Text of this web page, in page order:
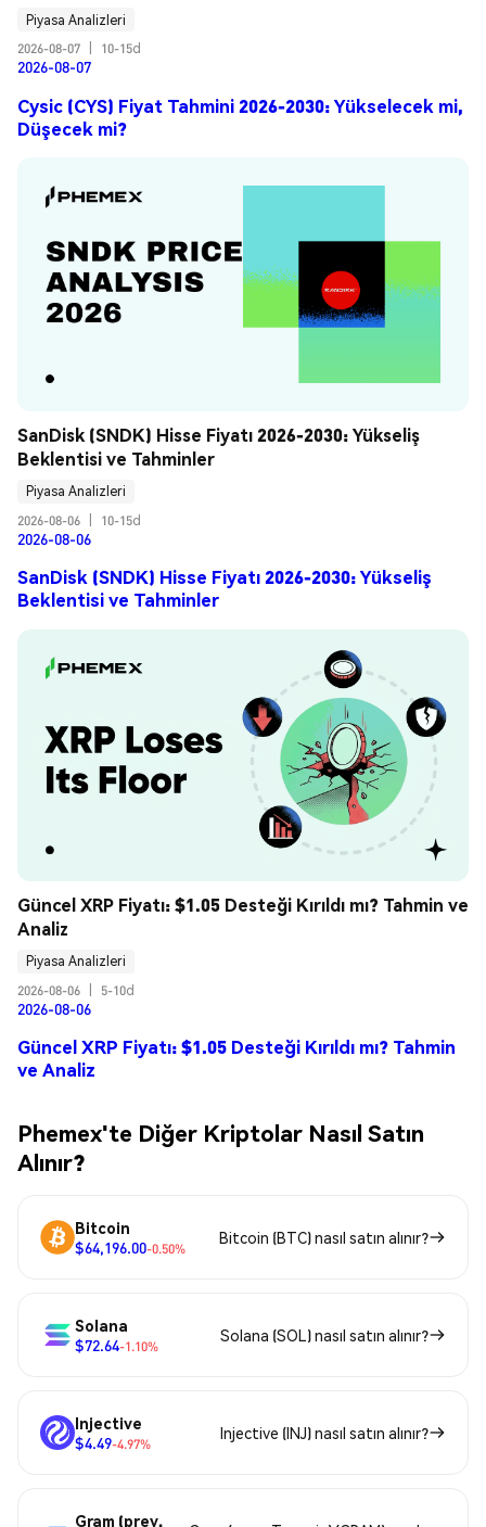
Piyasa Analizleri
2026-08-07
10-15d
2026-08-07
Cysic (CYS) Fiyat Tahmini 2026-2030: Yükselecek mi,
Düşecek mi?
SanDisk (SNDK) Hisse Fiyatı 2026-2030: Yükseliş
Beklentisi ve Tahminler
Piyasa Analizleri
2026-08-06
10-15d
2026-08-06
SanDisk (SNDK) Hisse Fiyatı 2026-2030: Yükseliş
Beklentisi ve Tahminler
Güncel XRP Fiyatı: $1.05 Desteği Kırıldı mı? Tahmin ve
Analiz
Piyasa Analizleri
2026-08-06
5-10d
2026-08-06
Güncel XRP Fiyatı: $1.05 Desteği Kırıldı mı? Tahmin
ve Analiz
Phemex'te Diğer Kriptolar Nasıl Satın
Alınır?
Bitcoin
$64,196.00-0.50%
Bitcoin (BTC) nasıl satın alınır?
Solana
$72.64-1.10%
Solana (SOL) nasıl satın alınır?
Injective
$4.49-4.97%
Injective (INJ) nasıl satın alınır?
Gram (prev.